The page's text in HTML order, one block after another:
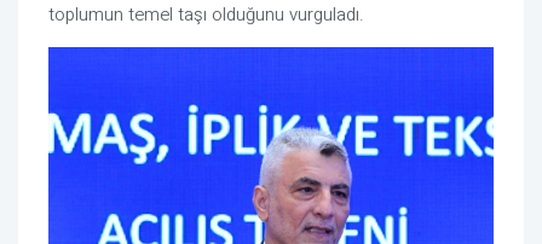
toplumun temel taşı olduğunu vurguladı.